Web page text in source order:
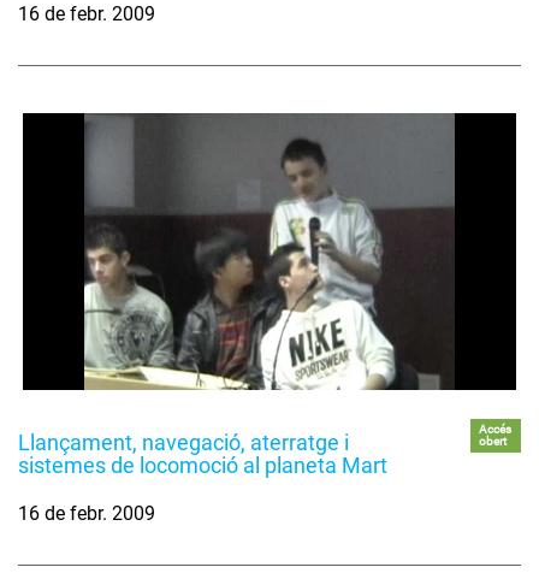
16 de febr. 2009
Llançament, navegació, aterratge i
sistemes de locomoció al planeta Mart
Accés
obert
16 de febr. 2009